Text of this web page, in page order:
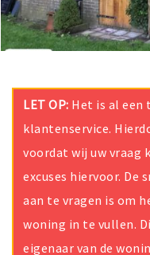
LET OP: Het is al een
klantenservice.
voordat wij uw vraag
excuses hiervoor. De
aan te vragen is om
woning in te vullen.
eigenaar van de